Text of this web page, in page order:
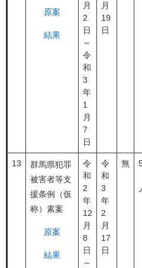
原案
結果
月
2
日
～
令
和
3
年
1
月
7
日
月
19
日
13
群馬県犯罪
被害者等支
援条例（仮
称）素案
原案
結果
令
和
2
年
12
月
8
日
～
令
和
3
年
2
月
17
日
無